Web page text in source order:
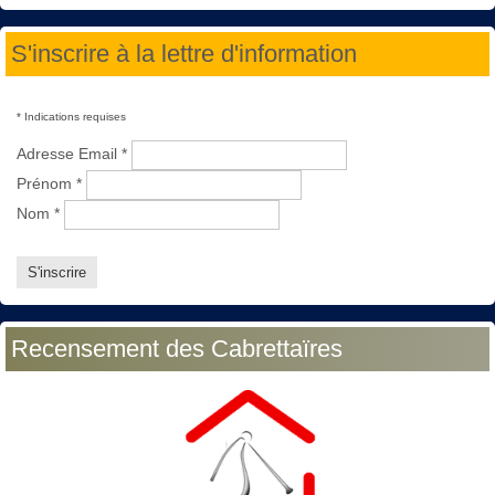
S'inscrire à la lettre d'information
* Indications requises
Adresse Email *
Prénom *
Nom *
Recensement des Cabrettaïres